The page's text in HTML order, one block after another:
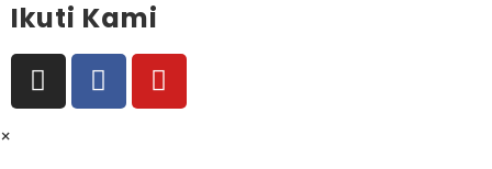
Ikuti Kami
×